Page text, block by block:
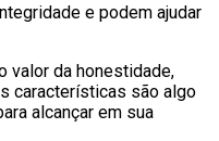
e podem ajudar
valor da honestidade,
características são algo
alcançar em sua